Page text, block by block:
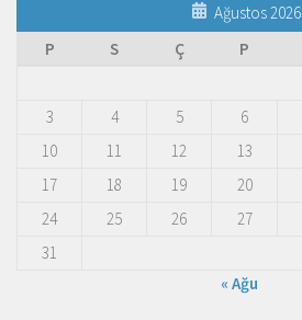
Ağustos 2026
P
S Ç P
3
4 5 6
10
11 12 13
17
18 19 20
24
25 26 27
31
« Ağu